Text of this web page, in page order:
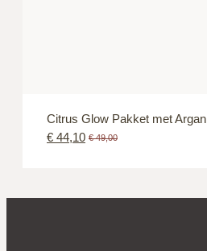
Citrus Glow Pakket met Argan
€49,00
€ 44,10